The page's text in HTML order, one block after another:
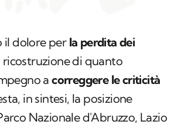
il dolore perla perdita dei
ricostruzione di quanto
acorreggere le criticità
in sintesi, la posizione
Nazionale d'Abruzzo, Lazio